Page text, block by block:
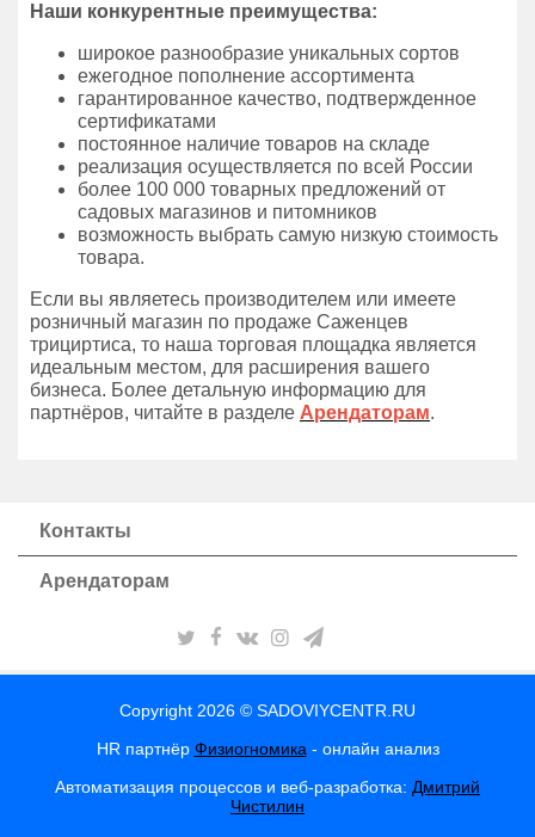
Наши конкурентные преимущества:
широкое разнообразие уникальных сортов
ежегодное пополнение ассортимента
гарантированное качество, подтвержденное
сертификатами
постоянное наличие товаров на складе
реализация осуществляется по всей России
более 100 000 товарных предложений от
садовых магазинов и питомников
возможность выбрать самую низкую стоимость
товара.
Если вы являетесь производителем или имеете
розничный магазин по продаже Саженцев
трициртиса, то наша торговая площадка является
идеальным местом, для расширения вашего
бизнеса. Более детальную информацию для
партнёров, читайте в разделе Арендаторам.
Контакты
Арендаторам
Copyright 2026 © SADOVIYCENTR.RU
HR партнёр Физиогномика - онлайн анализ
Автоматизация процессов и веб-разработка: Дмитрий
Чистилин